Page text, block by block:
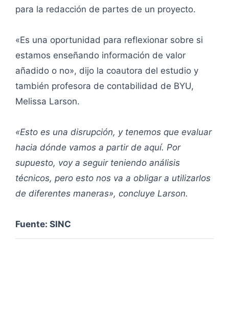
para la redacción de partes de un proyecto.
«Es una oportunidad para reflexionar sobre si
estamos enseñando información de valor
añadido o no», dijo la coautora del estudio y
también profesora de contabilidad de BYU,
Melissa Larson.
«Esto es una disrupción, y tenemos que evaluar
hacia dónde vamos a partir de aquí. Por
supuesto, voy a seguir teniendo análisis
técnicos, pero esto nos va a obligar a utilizarlos
de diferentes maneras», concluye Larson.
Fuente: SINC